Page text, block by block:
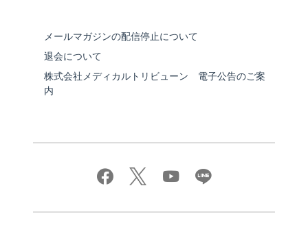
メールマガジンの配信停止について
退会について
株式会社メディカルトリビューン 電子公告のご案
内